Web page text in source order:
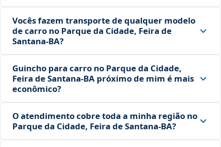
Vocês fazem transporte de qualquer modelo
de carro no Parque da Cidade, Feira de
Santana‑BA?
Guincho para carro no Parque da Cidade,
Feira de Santana‑BA próximo de mim é mais
econômico?
O atendimento cobre toda a minha região no
Parque da Cidade, Feira de Santana‑BA?